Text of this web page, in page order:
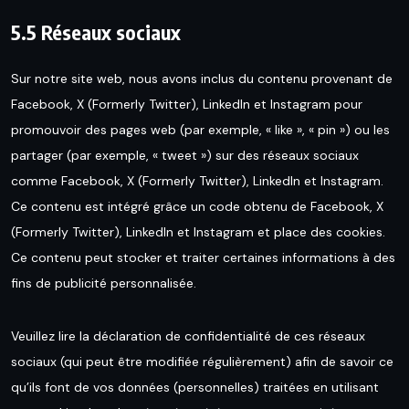
5.5 Réseaux sociaux
Sur notre site web, nous avons inclus du contenu provenant de
Facebook, X (Formerly Twitter), LinkedIn et Instagram pour
promouvoir des pages web (par exemple, « like », « pin ») ou les
partager (par exemple, « tweet ») sur des réseaux sociaux
comme Facebook, X (Formerly Twitter), LinkedIn et Instagram.
Ce contenu est intégré grâce un code obtenu de Facebook, X
(Formerly Twitter), LinkedIn et Instagram et place des cookies.
Ce contenu peut stocker et traiter certaines informations à des
fins de publicité personnalisée.
Veuillez lire la déclaration de confidentialité de ces réseaux
sociaux (qui peut être modifiée régulièrement) afin de savoir ce
qu’ils font de vos données (personnelles) traitées en utilisant